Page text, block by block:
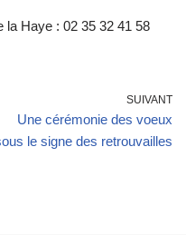
la Haye : 02 35 32 41 58
SUIVANT
Une cérémonie des voeux
le signe des retrouvailles